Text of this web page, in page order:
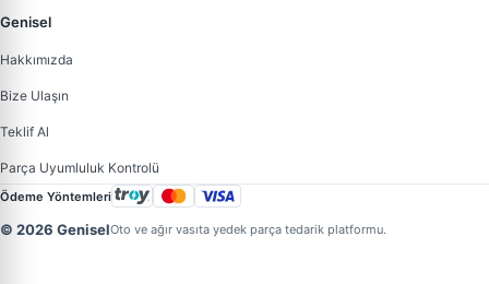
Genisel
Hakkımızda
Bize Ulaşın
Teklif Al
Parça Uyumluluk Kontrolü
Ödeme Yöntemleri
© 2026 GeniselOto ve ağır vasıta yedek parça tedarik platformu.